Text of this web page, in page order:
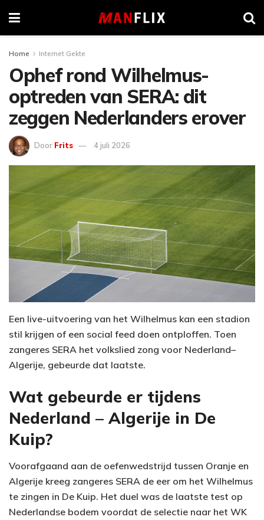
Home Internet Gekte
Ophef rond Wilhelmus-
optreden van SERA: dit
zeggen Nederlanders erover
Door Frits 4 juli 2026
Een live-uitvoering van het Wilhelmus kan een stadion
stil krijgen of een social feed doen ontploffen. Toen
zangeres SERA het volkslied zong voor Nederland–
Algerije, gebeurde dat laatste.
Wat gebeurde er tijdens
Nederland – Algerije in De
Kuip?
Voorafgaand aan de oefenwedstrijd tussen Oranje en
Algerije kreeg zangeres SERA de eer om het Wilhelmus
te zingen in De Kuip. Het duel was de laatste test op
Nederlandse bodem voordat de selectie naar het WK